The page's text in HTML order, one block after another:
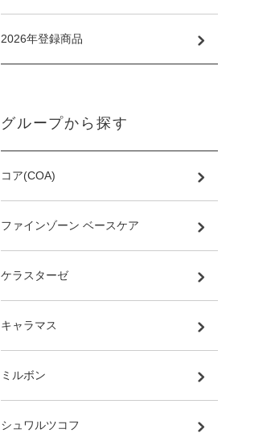
2026年登録商品
グループから探す
コア(COA)
ファインゾーン ベースケア
ケラスターゼ
キャラマス
ミルボン
シュワルツコフ